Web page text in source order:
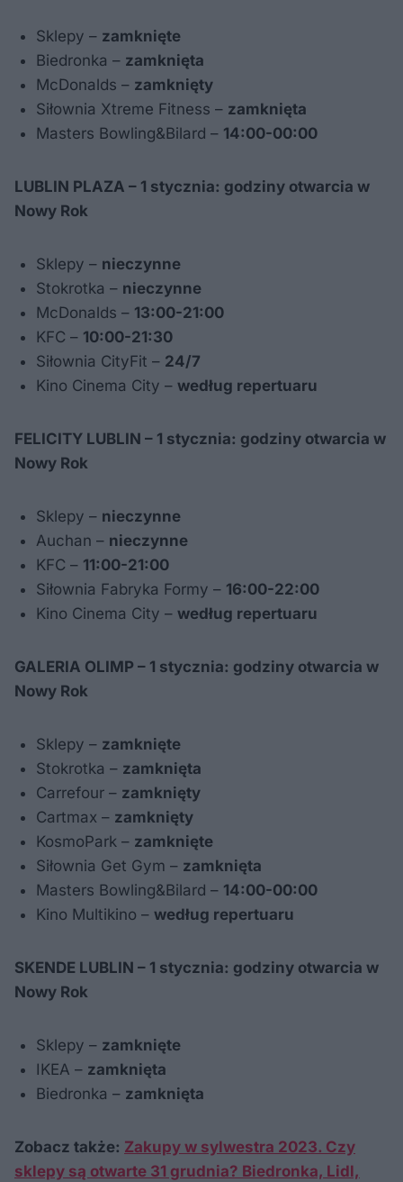
Sklepy – zamknięte
Biedronka – zamknięta
McDonalds – zamknięty
Siłownia Xtreme Fitness – zamknięta
Masters Bowling&Bilard – 14:00-00:00
LUBLIN PLAZA – 1 stycznia: godziny otwarcia w
Nowy Rok
Sklepy – nieczynne
Stokrotka – nieczynne
McDonalds – 13:00-21:00
KFC – 10:00-21:30
Siłownia CityFit – 24/7
Kino Cinema City – według repertuaru
FELICITY LUBLIN – 1 stycznia: godziny otwarcia w
Nowy Rok
Sklepy – nieczynne
Auchan – nieczynne
KFC – 11:00-21:00
Siłownia Fabryka Formy – 16:00-22:00
Kino Cinema City – według repertuaru
GALERIA OLIMP – 1 stycznia: godziny otwarcia w
Nowy Rok
Sklepy – zamknięte
Stokrotka – zamknięta
Carrefour – zamknięty
Cartmax – zamknięty
KosmoPark – zamknięte
Siłownia Get Gym – zamknięta
Masters Bowling&Bilard – 14:00-00:00
Kino Multikino – według repertuaru
SKENDE LUBLIN – 1 stycznia: godziny otwarcia w
Nowy Rok
Sklepy – zamknięte
IKEA – zamknięta
Biedronka – zamknięta
Zobacz także: Zakupy w sylwestra 2023. Czy
sklepy są otwarte 31 grudnia? Biedronka, Lidl,